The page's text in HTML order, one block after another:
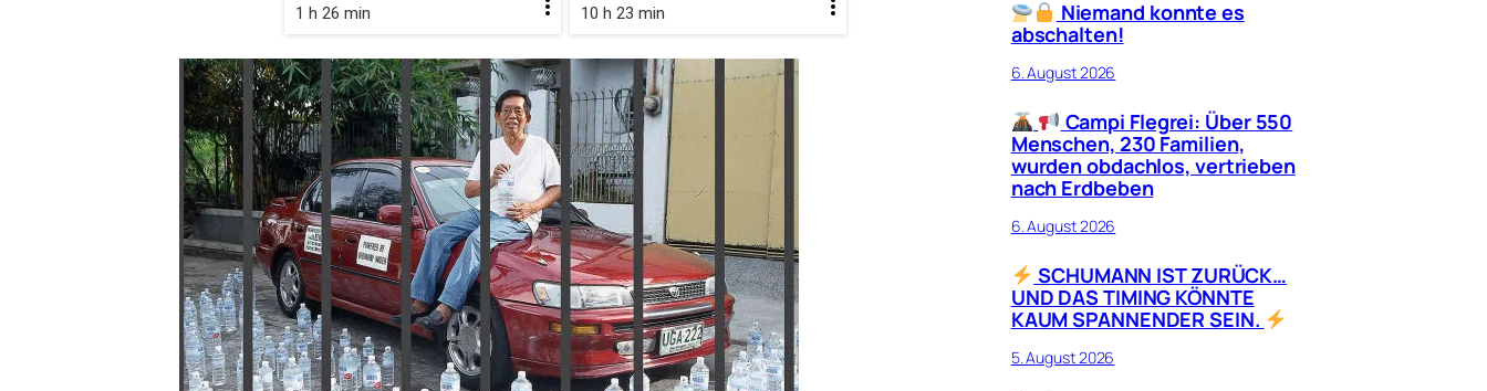
1 h 26 min 10 h 23 min
Niemand konnte es
abschalten!
6. August 2026
Campi Flegrei: Über 550
Menschen, 230 Familien,
wurden obdachlos, vertrieben
nach Erdbeben
6. August 2026
SCHUMANN IST ZURÜCK…
UND DAS TIMING KÖNNTE
KAUM SPANNENDER SEIN.
5. August 2026